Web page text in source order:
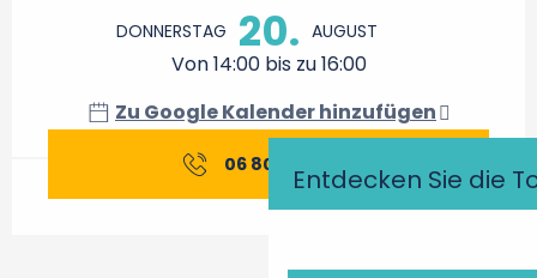
Entdecken Sie die
DONNERSTAG 20. AUGUST
Von 14:00 bis zu 16:00
Zu Google Kalender hinzufügen
06 80 25 97